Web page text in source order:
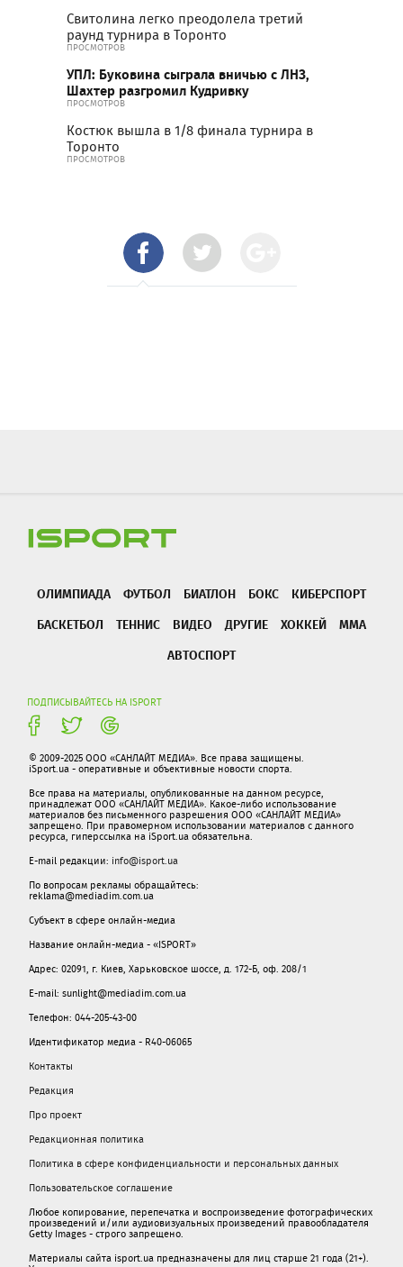
Свитолина легко преодолела третий
раунд турнира в Торонто
ПРОСМОТРОВ
УПЛ: Буковина сыграла вничью с ЛНЗ,
Шахтер разгромил Кудривку
ПРОСМОТРОВ
Костюк вышла в 1/8 финала турнира в
Торонто
ПРОСМОТРОВ
ОЛИМПИАДА ФУТБОЛ БИАТЛОН БОКС
КИБЕРСПОРТ
БАСКЕТБОЛ
ТЕННИС ВИДЕО ДРУГИЕ ХОККЕЙ
ММА
АВТОСПОРТ
ПОДПИСЫВАЙТЕСЬ НА ISPORT
© 2009-2025 ООО «САНЛАЙТ МЕДИА». Все права защищены.
iSport.ua - оперативные и объективные новости спорта.
Все права на материалы, опубликованные на данном ресурсе,
принадлежат ООО «САНЛАЙТ МЕДИА». Какое-либо использование
материалов без письменного разрешения ООО «САНЛАЙТ МЕДИА»
запрещено. При правомерном использовании материалов с данного
ресурса, гиперссылка на iSport.ua обязательна.
E-mail редакции: info@isport.ua
По вопросам рекламы обращайтесь:
reklama@mediadim.com.ua
Субъект в сфере онлайн-медиа
Название онлайн-медиа - «ISPORT»
Адрес: 02091, г. Киев, Харьковское шоссе, д. 172-Б, оф. 208/1
E-mail: sunlight@mediadim.com.ua
Телефон: 044-205-43-00
Идентификатор медиа - R40-06065
Контакты
Редакция
Про проект
Редакционная политика
Политика в сфере конфиденциальности и персональных данных
Пользовательское соглашение
Любое копирование, перепечатка и воспроизведение фотографических
произведений и/или аудиовизуальных произведений правообладателя
Getty Images - строго запрещено.
Материалы сайта isport.ua предназначены для лиц старше 21 года (21+).